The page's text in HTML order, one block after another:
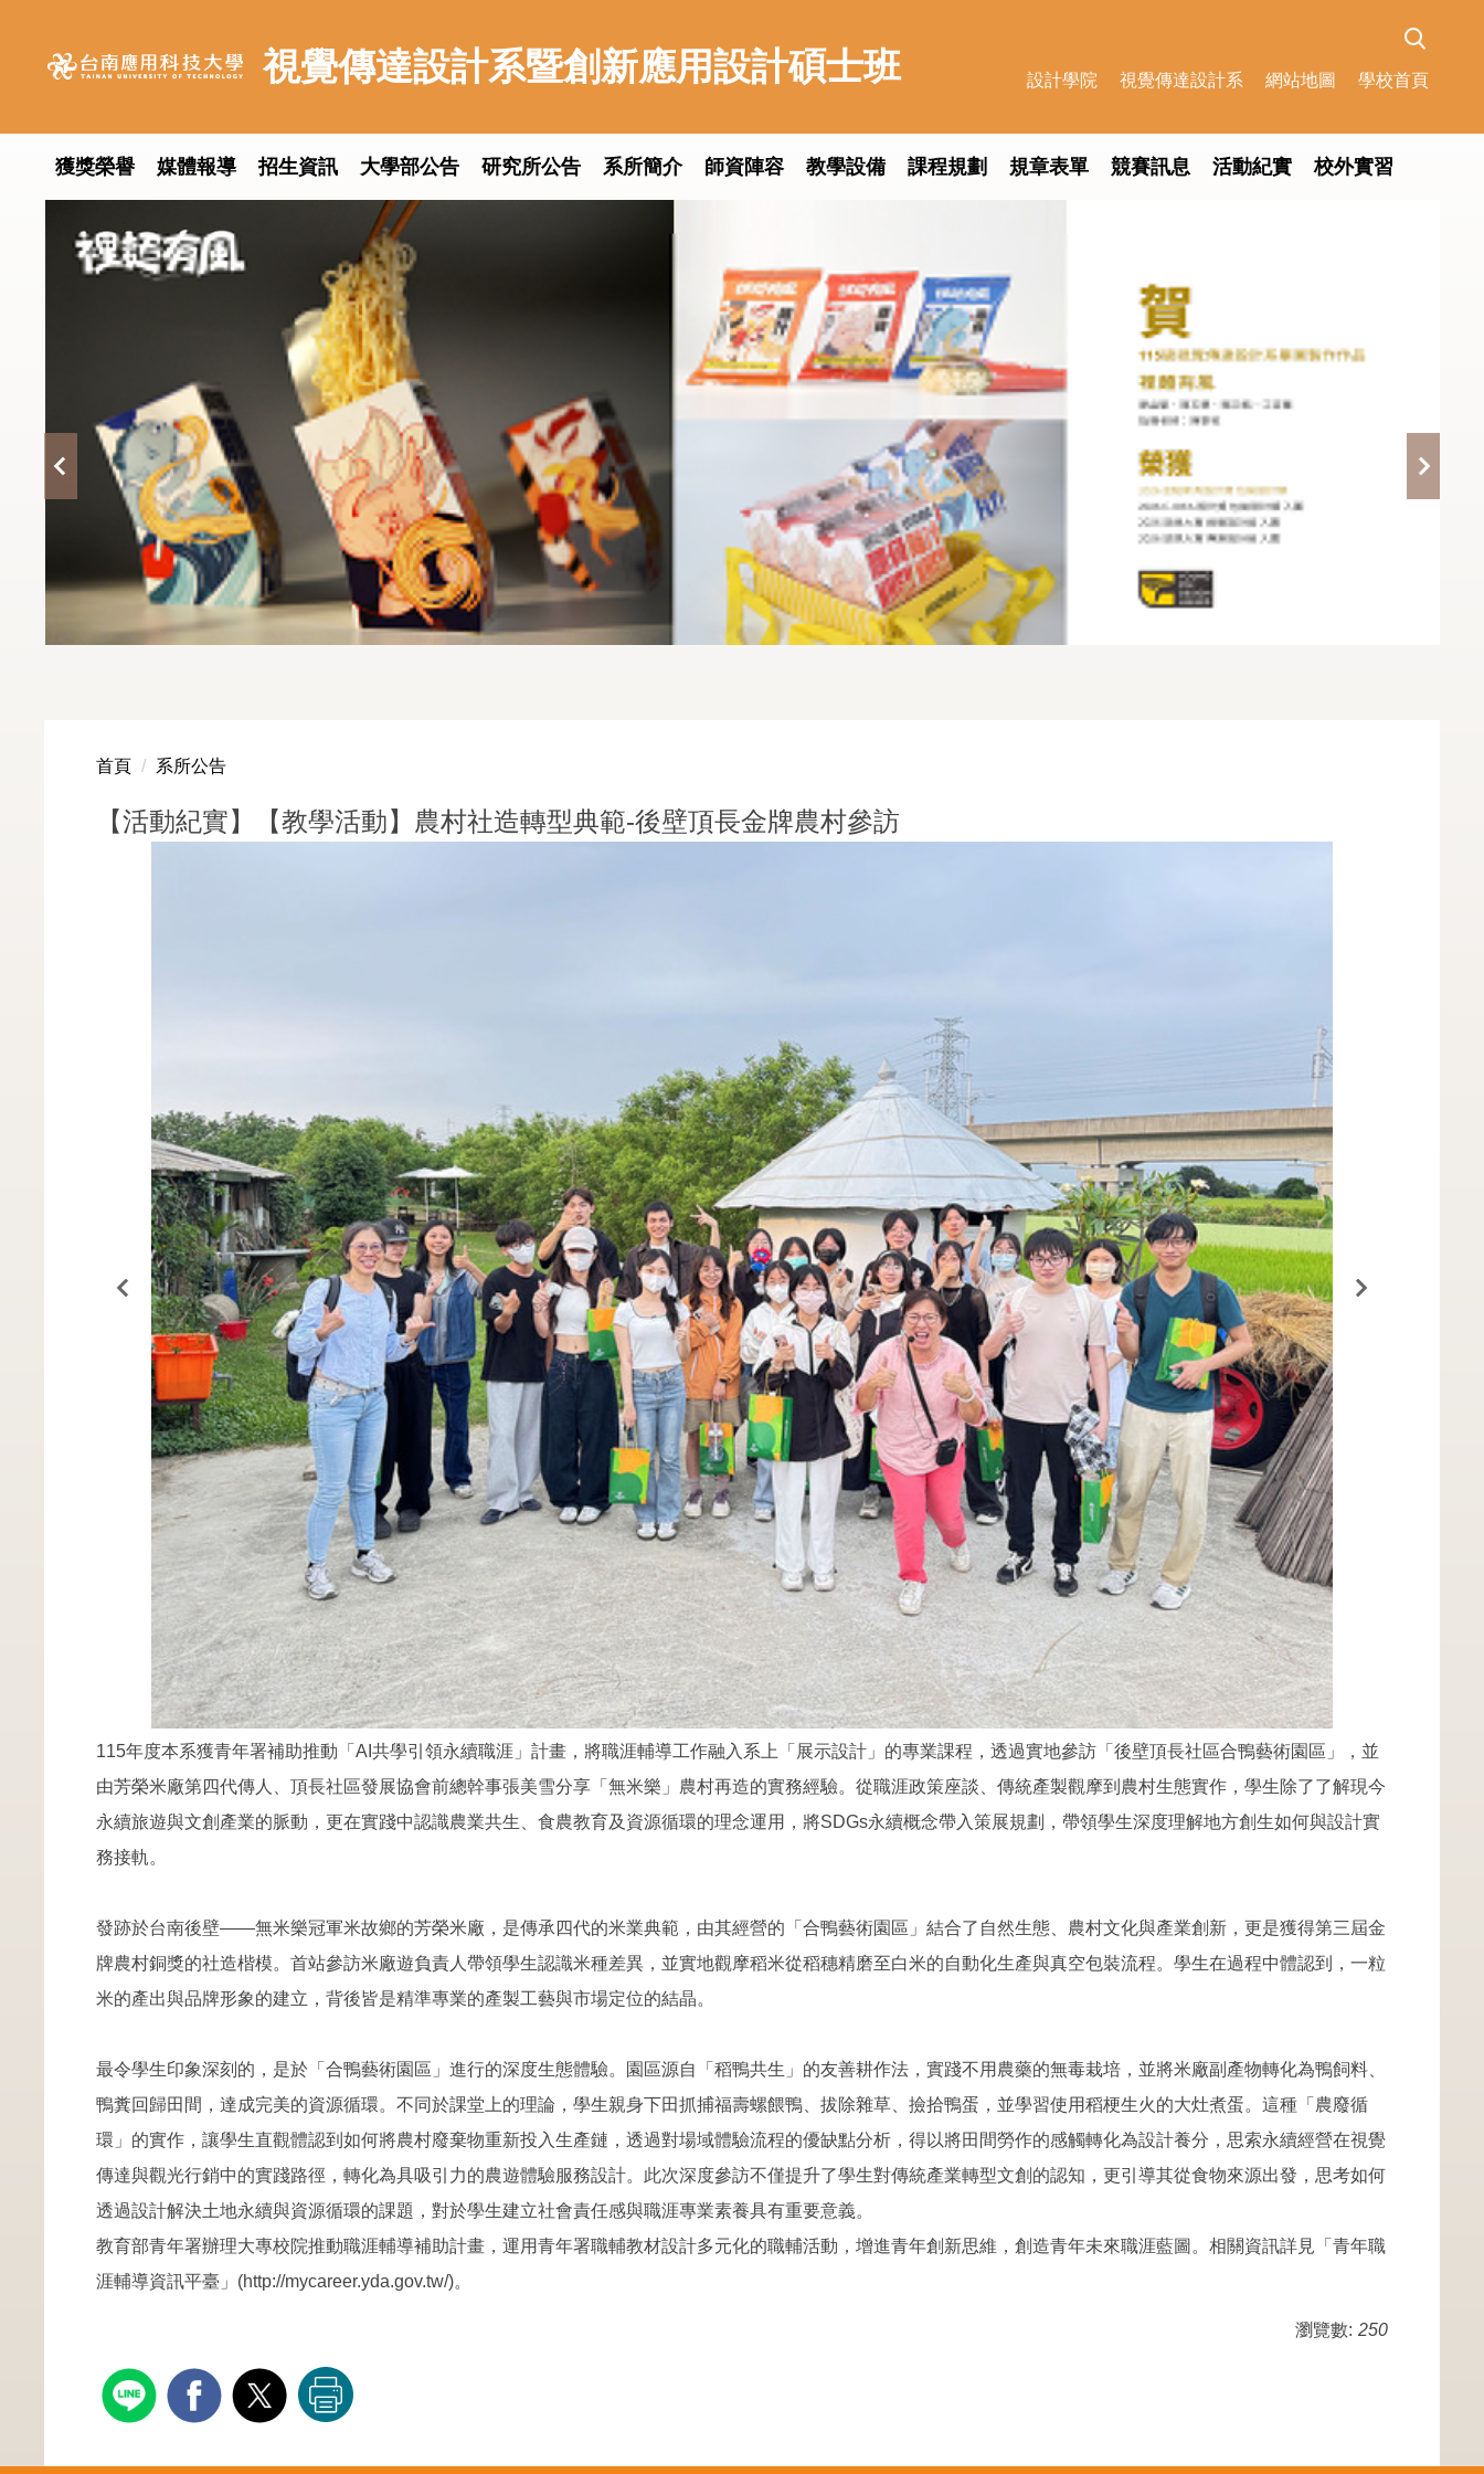
視覺傳達設計系暨創新應用設計碩士班
獲獎榮譽 媒體報導 招生資訊 大學部公告 研究所公告 系所簡介 師資陣容 教學設備 課程規劃 規章表單 競賽訊息 活動紀實 校外實習
設計學院 視覺傳達設計系 網站地圖 學校首頁
首頁 系所公告
【活動紀實】【教學活動】農村社造轉型典範-後壁頂長金牌農村參訪
115年度本系獲青年署補助推動「AI共學引領永續職涯」計畫，將職涯輔導工作融入系上「展示設計」的專業課程，透過實地參訪「後壁頂長社區合鴨藝術園區」，並
由芳榮米廠第四代傳人、頂長社區發展協會前總幹事張美雪分享「無米樂」農村再造的實務經驗。從職涯政策座談、傳統產製觀摩到農村生態實作，學生除了了解現今
永續旅遊與文創產業的脈動，更在實踐中認識農業共生、食農教育及資源循環的理念運用，將SDGs永續概念帶入策展規劃，帶領學生深度理解地方創生如何與設計實
務接軌。
發跡於台南後壁——無米樂冠軍米故鄉的芳榮米廠，是傳承四代的米業典範，由其經營的「合鴨藝術園區」結合了自然生態、農村文化與產業創新，更是獲得第三屆金
牌農村銅獎的社造楷模。首站參訪米廠遊負責人帶領學生認識米種差異，並實地觀摩稻米從稻穗精磨至白米的自動化生產與真空包裝流程。學生在過程中體認到，一粒
米的產出與品牌形象的建立，背後皆是精準專業的產製工藝與市場定位的結晶。
最令學生印象深刻的，是於「合鴨藝術園區」進行的深度生態體驗。園區源自「稻鴨共生」的友善耕作法，實踐不用農藥的無毒栽培，並將米廠副產物轉化為鴨飼料、
鴨糞回歸田間，達成完美的資源循環。不同於課堂上的理論，學生親身下田抓捕福壽螺餵鴨、拔除雜草、撿拾鴨蛋，並學習使用稻梗生火的大灶煮蛋。這種「農廢循
環」的實作，讓學生直觀體認到如何將農村廢棄物重新投入生產鏈，透過對場域體驗流程的優缺點分析，得以將田間勞作的感觸轉化為設計養分，思索永續經營在視覺
傳達與觀光行銷中的實踐路徑，轉化為具吸引力的農遊體驗服務設計。此次深度參訪不僅提升了學生對傳統產業轉型文創的認知，更引導其從食物來源出發，思考如何
透過設計解決土地永續與資源循環的課題，對於學生建立社會責任感與職涯專業素養具有重要意義。
教育部青年署辦理大專校院推動職涯輔導補助計畫，運用青年署職輔教材設計多元化的職輔活動，增進青年創新思維，創造青年未來職涯藍圖。相關資訊詳見「青年職
涯輔導資訊平臺」(http://mycareer.yda.gov.tw/)。
瀏覽數: 250